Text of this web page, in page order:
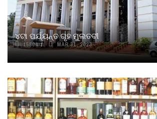
୪ଟା ପର୍ଯ୍ୟନ୍ତ ଗୃହ ମୁଲତବୀ
15804 MAR 31, 2023